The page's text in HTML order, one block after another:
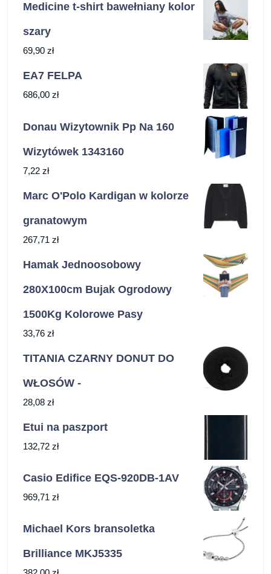
Medicine t-shirt bawełniany kolor
szary
69,90 zł
EA7 FELPA
686,00 zł
Donau Wizytownik Pp Na 160
Wizytówek 1343160
7,22 zł
Marc O'Polo Kardigan w kolorze
granatowym
267,71 zł
Hamak Jednoosobowy
280X100cm Bujak Ogrodowy
1500Kg Kolorowe Pasy
33,76 zł
TITANIA CZARNY DONUT DO
WŁOSÓW -
28,08 zł
Etui na paszport
132,72 zł
Casio Edifice EQS-920DB-1AV
969,71 zł
Michael Kors bransoletka
Brilliance MKJ5335